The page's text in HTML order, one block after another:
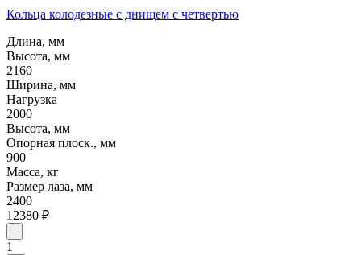
Кольца колодезные с днищем с четвертью
Длина, мм
Высота, мм
2160
Ширина, мм
Нагрузка
2000
Высота, мм
Опорная плоск., мм
900
Масса, кг
Размер лаза, мм
2400
12380 ₽
-
1